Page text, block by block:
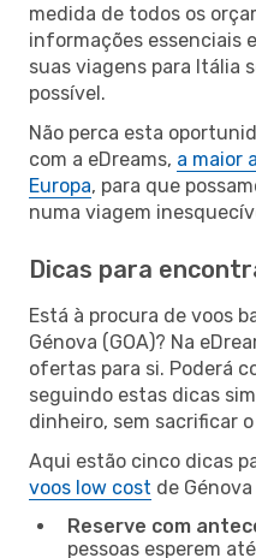
medida de todos os
informações essenciais
suas viagens para Itália
possível.
Não perca esta
com a eDreams, a maior
Europa, para que
numa viagem
Dicas para
Está à procura de voos
Génova (GOA)? Na
ofertas para si. Poderá
seguindo estas dicas
dinheiro, sem sacrificar
Aqui estão cinco dicas
voos low cost de
Reserve com
pessoas esperem